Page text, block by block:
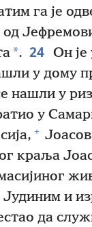
га је
од
*. 24 Он је
у дому
нашли у
у
+
краља
Јудиним и
да